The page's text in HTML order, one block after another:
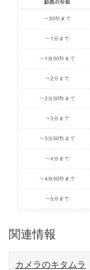
関連情報
カメラのキタムラ